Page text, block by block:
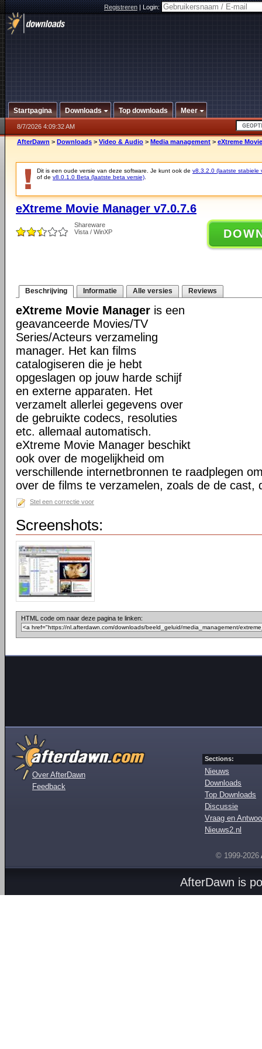
Registreren|Login:
Startpagina Downloads Top downloads Meer
8/7/2026 4:09:32 AM
AfterDawn > Downloads > Video & Audio > Media management > eXtreme
Dit is een oude versie van deze software. Je kunt ook de v8.3.2.0 (laatste stabiele
of de v8.0.1.0 Beta (laatste beta versie)
eXtreme Movie Manager v7.0.7.6
Shareware
Vista / WinXP
Beschrijving Informatie Alle versies Reviews
eXtreme Movie Manager is een
geavanceerde Movies/TV
Series/Acteurs verzameling
manager. Het kan films
catalogiseren die je hebt
opgeslagen op jouw harde schijf
en externe apparaten. Het
verzamelt allerlei gegevens over
de gebruikte codecs, resoluties
etc. allemaal automatisch.
eXtreme Movie Manager beschikt
ook over de mogelijkheid om
verschillende internetbronnen te raadplegen
over de films te verzamelen, zoals de de cast,
Stel een correctie voor
Screenshots:
HTML code om naar deze pagina te linken:
Over AfterDawn
Feedback
Sections:
Nieuws
Downloads
Top Downloads
Discussie
Vraag en
Nieuws2.nl
© 1999-2026
AfterDawn is